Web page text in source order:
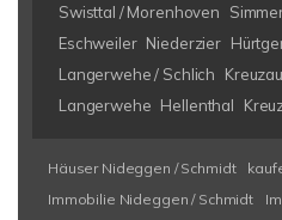
Swisttal / Morenhoven
Eschweiler Niederzier
Langerwehe / Schlich
Langerwehe Hellenthal
Häuser Nideggen / Schmidt
Immobilie Nideggen / Schmidt